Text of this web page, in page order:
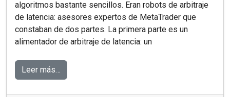
algoritmos bastante sencillos. Eran robots de arbitraje
de latencia: asesores expertos de MetaTrader que
constaban de dos partes. La primera parte es un
alimentador de arbitraje de latencia: un
Leer más…